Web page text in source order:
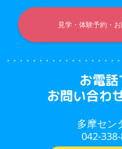
見学・体験予約・
お電
お問い合わ
多摩セン
042-